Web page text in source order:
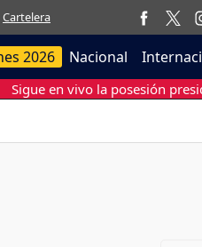
Cartelera
2026 Nacional
Sigue en vivo la posesión